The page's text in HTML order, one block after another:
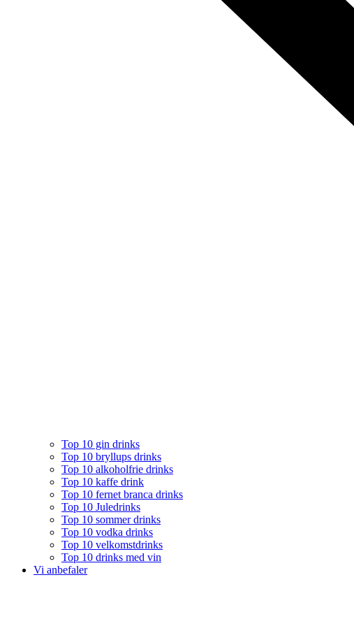
Top 10 gin drinks
Top 10 bryllups drinks
Top 10 alkoholfrie drinks
Top 10 kaffe drink
Top 10 fernet branca drinks
Top 10 Juledrinks
Top 10 sommer drinks
Top 10 vodka drinks
Top 10 velkomstdrinks
Top 10 drinks med vin
Vi anbefaler